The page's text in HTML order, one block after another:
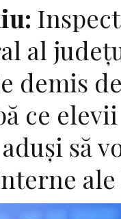
al
demis de
ce
să
ale